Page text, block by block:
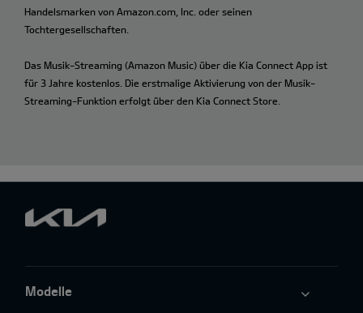
Handelsmarken von Amazon.com, Inc. oder seinen
Tochtergesellschaften.
Das Musik-Streaming (Amazon Music) über die Kia Connect App ist
für 3 Jahre kostenlos. Die erstmalige Aktivierung von der Musik-
Streaming-Funktion erfolgt über den Kia Connect Store.
Modelle